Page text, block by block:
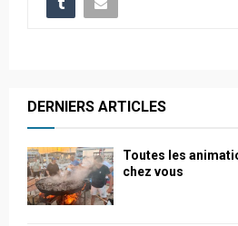
DERNIERS ARTICLES
Toutes les
chez vous